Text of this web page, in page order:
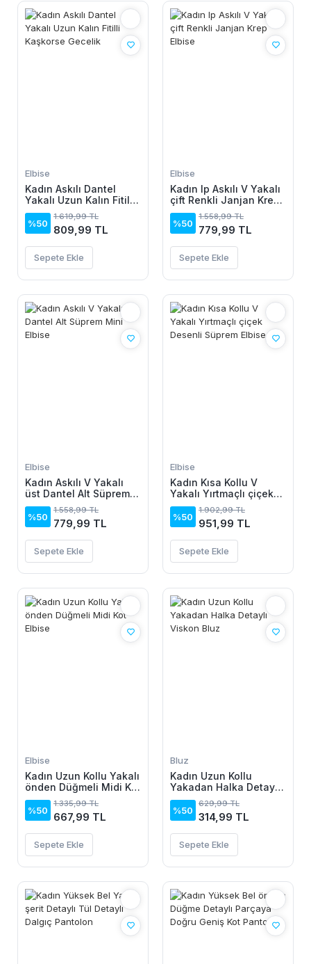
Elbise
Kadın Askılı Dantel
Yakalı Uzun Kalın Fitilli
Kaşkorse Gecelik
%50
1.619,99 TL
809,99 TL
Sepete Ekle
Elbise
Kadın Ip Askılı V Yakalı
çift Renkli Janjan Krep
Elbise
%50
1.558,99 TL
779,99 TL
Sepete Ekle
Elbise
Kadın Askılı V Yakalı
üst Dantel Alt Süprem
Mini Elbise
%50
1.558,99 TL
779,99 TL
Sepete Ekle
Elbise
Kadın Kısa Kollu V
Yakalı Yırtmaçlı çiçek
Desenli Süprem Elbise
%50
1.902,99 TL
951,99 TL
Sepete Ekle
Elbise
Kadın Uzun Kollu Yakalı
önden Düğmeli Midi Kot
Elbise
%50
1.335,99 TL
667,99 TL
Sepete Ekle
Bluz
Kadın Uzun Kollu
Yakadan Halka Detaylı
Viskon Bluz
%50
629,99 TL
314,99 TL
Sepete Ekle